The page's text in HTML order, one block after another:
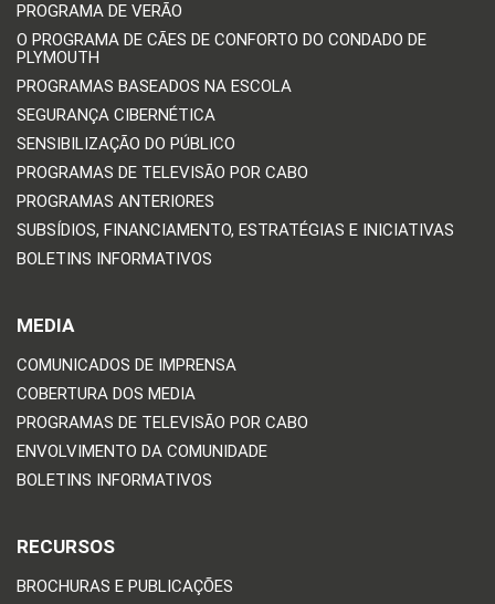
PROGRAMA DE VERÃO
O PROGRAMA DE CÃES DE CONFORTO DO CONDADO DE
PLYMOUTH
PROGRAMAS BASEADOS NA ESCOLA
SEGURANÇA CIBERNÉTICA
SENSIBILIZAÇÃO DO PÚBLICO
PROGRAMAS DE TELEVISÃO POR CABO
PROGRAMAS ANTERIORES
SUBSÍDIOS, FINANCIAMENTO, ESTRATÉGIAS E INICIATIVAS
BOLETINS INFORMATIVOS
MEDIA
COMUNICADOS DE IMPRENSA
COBERTURA DOS MEDIA
PROGRAMAS DE TELEVISÃO POR CABO
ENVOLVIMENTO DA COMUNIDADE
BOLETINS INFORMATIVOS
RECURSOS
BROCHURAS E PUBLICAÇÕES